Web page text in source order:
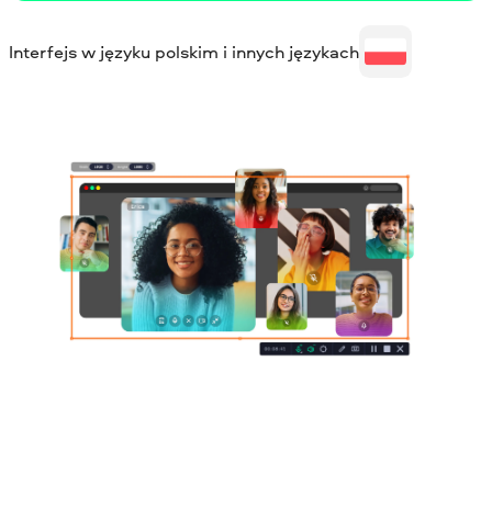
Interfejs w języku polskim i innych językach